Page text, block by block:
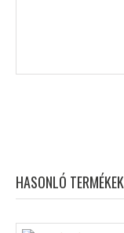
HASONLÓ TERMÉKEK